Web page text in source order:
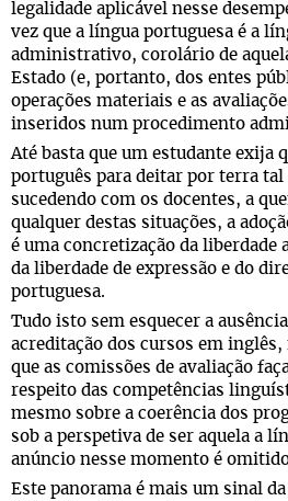
legalidade aplicável nesse
vez que a língua portuguesa é a
administrativo, corolário de
Estado (e, portanto, dos entes
operações materiais e as
inseridos num procedimento
Até basta que um estudante exija
português para deitar por terra tal
sucedendo com os docentes, a
qualquer destas situações, a
é uma concretização da liberdade
da liberdade de expressão e do
portuguesa.
Tudo isto sem esquecer a
acreditação dos cursos em
que as comissões de avaliação
respeito das competências
mesmo sobre a coerência dos
sob a perspetiva de ser aquela a
anúncio nesse momento é
Este panorama é mais um sinal